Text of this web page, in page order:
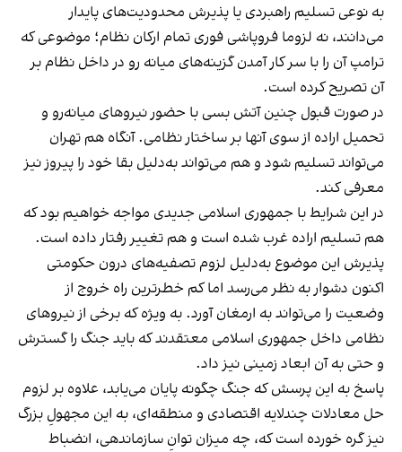
به نوعی تسلیم راهبردی یا پذیرش محدودیت‌های پایدار
می‌دانند، نه لزوما فروپاشی فوری تمام ارکان نظام؛ موضوعی که
ترامپ آن را با سر کار آمدن گزینه‌های میانه رو در داخل نظام بر
آن تصریح کرده است.
در صورت قبول چنین آتش بسی با حضور نیروهای میانه‌رو و
تحمیل اراده از سوی آنها بر ساختار نظامی. آنگاه هم تهران
می‌تواند تسلیم شود و هم می‌تواند به‌دلیل بقا خود را پیروز نیز
معرفی کند.
در این شرایط با جمهوری اسلامی جدیدی مواجه خواهیم بود که
هم تسلیم اراده غرب شده است و هم تغییر رفتار داده است.
پذیرش این موضوع به‌دلیل لزوم تصفیه‌های درون حکومتی
اکنون دشوار به نظر می‌رسد اما کم خطرترین راه خروج از
وضعیت را می‌تواند به ارمغان آورد. به ویژه که برخی از نیروهای
نظامی داخل جمهوری اسلامی معتقدند که باید جنگ را گسترش
و حتی به آن ابعاد زمینی نیز داد.
پاسخ به این پرسش که جنگ چگونه پایان می‌یابد، علاوه بر لزوم
حل معادلات چندلایه اقتصادی و منطقه‌ای، به این مجهولِ بزرگ
نیز گره خورده است که، چه میزان توانِ سازماندهی، انضباط